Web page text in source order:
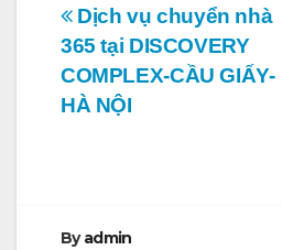
Điều
hướng
bài
Dịch vụ chuyển nhà
365 tại DISCOVERY
COMPLEX-CẦU GIẤY-
HÀ NỘI
Byadmin